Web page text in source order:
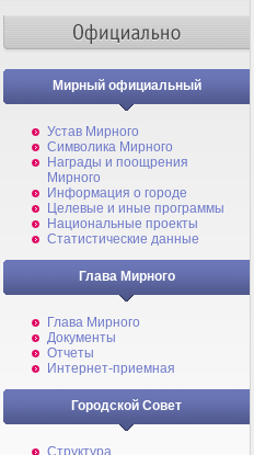
Мирный официальный
Устав Мирного
Символика Мирного
Награды и поощрения
Мирного
Информация о городе
Целевые и иные программы
Национальные проекты
Статистические данные
Глава Мирного
Глава Мирного
Документы
Отчеты
Интернет-приемная
Городской Совет
Структура